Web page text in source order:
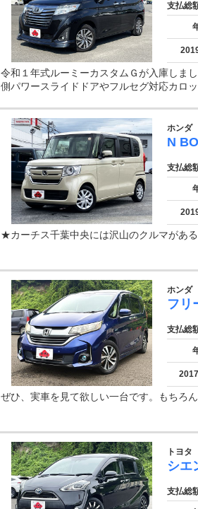
支払総
令和１年式ルーミーカスタムＧが入庫しま
側パワースライドドアやフルセグ対応カロ
ホンダ
N
支払総
★カーチス千葉中央には沢山のクルマがあ
ホンダ
フリ
支払総
ぜひ、実車を見て欲しい一台です。もちろん
トヨタ
シエ
支払総